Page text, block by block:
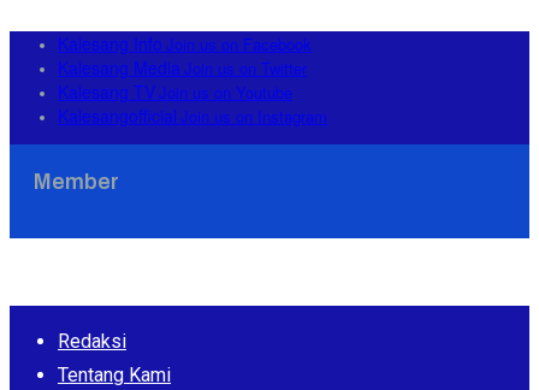
Kalesang Info Join us on Facebook
Kalesang Media Join us on Twitter
Kalesang TVJoin us on Youtube
Kalesangofficial Join us on Instagram
Member
Redaksi
Tentang Kami